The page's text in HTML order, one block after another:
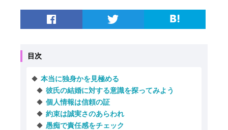
目次
本当に独身かを見極める
彼氏の結婚に対する意識を探ってみよう
個人情報は信頼の証
約束は誠実さのあらわれ
愚痴で責任感をチェック